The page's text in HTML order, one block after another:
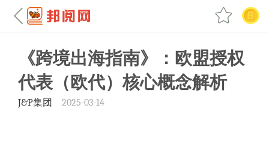
《跨境出海指南》：欧盟授权
代表（欧代）核心概念解析
J&P集团 2025-03-14